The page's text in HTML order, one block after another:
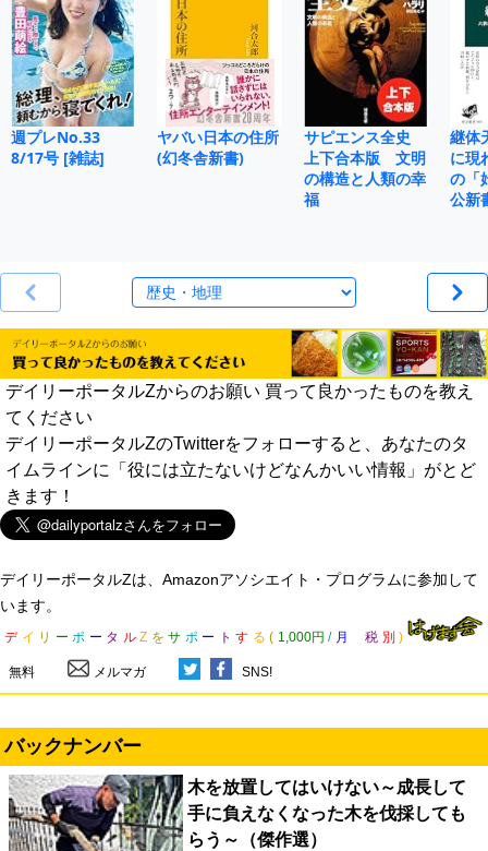
週プレNo.33
8/17号 [雑誌]
ヤバい日本の住所
(幻冬舎新書)
サピエンス全史
上下合本版 文明
の構造と人類の幸
福
継体
に現
の「
公新
デイリーポータルZからのお願い 買って良かったものを教え
てください
デイリーポータルZのTwitterをフォローすると、あなたのタ
イムラインに「役には立たないけどなんかいい情報」がとど
きます！
デイリーポータルZは、Amazonアソシエイト・プログラムに参加して
います。
デ イ リ ー ポ ー タ ル Z を サ ポ ー ト す る ( 1,000円 / 月 税 別 )
無料 メルマガ SNS!
バックナンバー
木を放置してはいけない～成長して
手に負えなくなった木を伐採しても
らう～（傑作選）